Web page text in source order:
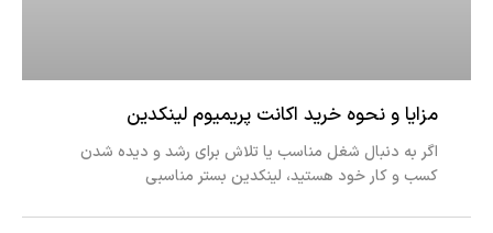
مزایا و نحوه خرید اکانت پریمیوم لینکدین
اگر به دنبال شغل مناسب یا تلاش برای رشد و دیده شدن
کسب و کار خود هستید، لینکدین بستر مناسبی